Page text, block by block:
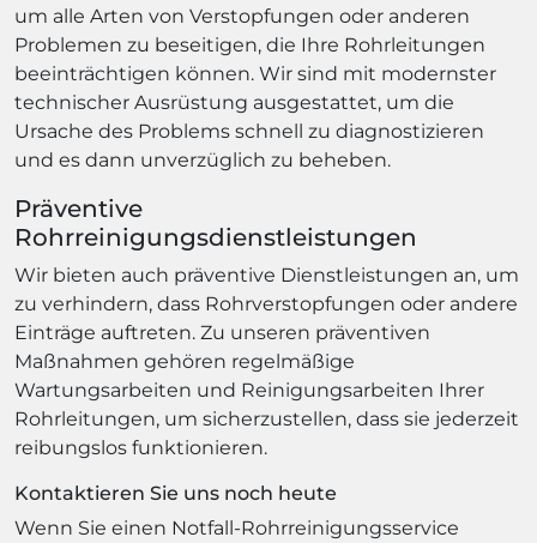
um alle Arten von Verstopfungen oder anderen
Problemen zu beseitigen, die Ihre Rohrleitungen
beeinträchtigen können. Wir sind mit modernster
technischer Ausrüstung ausgestattet, um die
Ursache des Problems schnell zu diagnostizieren
und es dann unverzüglich zu beheben.
Präventive
Rohrreinigungsdienstleistungen
Wir bieten auch präventive Dienstleistungen an, um
zu verhindern, dass Rohrverstopfungen oder andere
Einträge auftreten. Zu unseren präventiven
Maßnahmen gehören regelmäßige
Wartungsarbeiten und Reinigungsarbeiten Ihrer
Rohrleitungen, um sicherzustellen, dass sie jederzeit
reibungslos funktionieren.
Kontaktieren Sie uns noch heute
Wenn Sie einen Notfall-Rohrreinigungsservice